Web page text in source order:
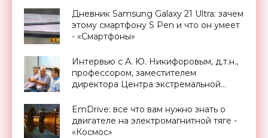
Дневник Samsung Galaxy 21 Ultra: зачем
этому смартфону S Pen и что он умеет
- «Смартфоны»
Интервью с А. Ю. Никифоровым, д.т.н.,
профессором, заместителем
директора Центра экстремальной
МИФИ - «Смартфоны»
EmDrive: все что вам нужно знать о
двигателе на электромагнитной тяге -
«Космос»